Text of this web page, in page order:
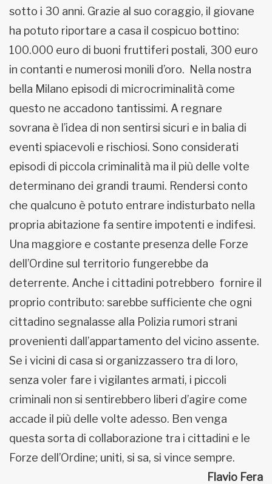
sotto i 30 anni. Grazie al suo coraggio, il giovane
ha potuto riportare a casa il cospicuo bottino:
100.000 euro di buoni fruttiferi postali, 300 euro
in contanti e numerosi monili d’oro. Nella nostra
bella Milano episodi di microcriminalità come
questo ne accadono tantissimi. A regnare
sovrana è l’idea di non sentirsi sicuri e in balia di
eventi spiacevoli e rischiosi. Sono considerati
episodi di piccola criminalità ma il più delle volte
determinano dei grandi traumi. Rendersi conto
che qualcuno è potuto entrare indisturbato nella
propria abitazione fa sentire impotenti e indifesi.
Una maggiore e costante presenza delle Forze
dell’Ordine sul territorio fungerebbe da
deterrente. Anche i cittadini potrebbero fornire il
proprio contributo: sarebbe sufficiente che ogni
cittadino segnalasse alla Polizia rumori strani
provenienti dall’appartamento del vicino assente.
Se i vicini di casa si organizzassero tra di loro,
senza voler fare i vigilantes armati, i piccoli
criminali non si sentirebbero liberi d’agire come
accade il più delle volte adesso. Ben venga
questa sorta di collaborazione tra i cittadini e le
Forze dell’Ordine; uniti, si sa, si vince sempre.
Flavio Fera